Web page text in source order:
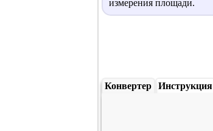
измерения площади.
Конвертер Инструкция